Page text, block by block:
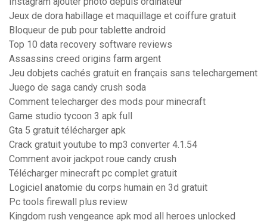
Jeux de dora habillage et maquillage et coiffure gratuit
Bloqueur de pub pour tablette android
Top 10 data recovery software reviews
Assassins creed origins farm argent
Jeu dobjets cachés gratuit en français sans telechargement
Juego de saga candy crush soda
Comment telecharger des mods pour minecraft
Game studio tycoon 3 apk full
Gta 5 gratuit télécharger apk
Crack gratuit youtube to mp3 converter 4.1.54
Comment avoir jackpot roue candy crush
Télécharger minecraft pc complet gratuit
Logiciel anatomie du corps humain en 3d gratuit
Pc tools firewall plus review
Kingdom rush vengeance apk mod all heroes unlocked